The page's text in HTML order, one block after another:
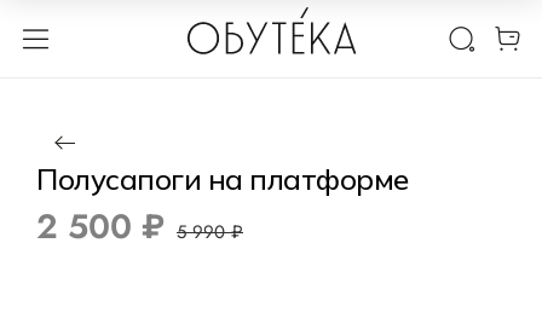
1 / 2
Полусапоги на платформе
2 500 ₽ 5 990 ₽